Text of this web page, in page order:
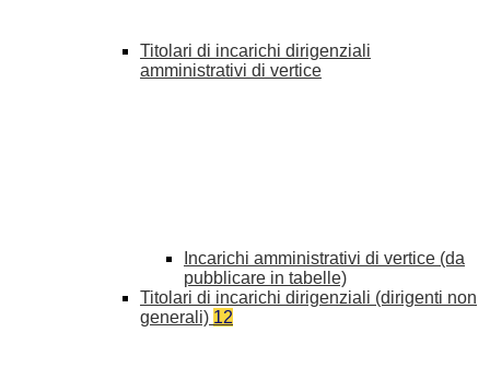
Titolari di incarichi dirigenziali
amministrativi di vertice
Incarichi amministrativi di vertice (da
pubblicare in tabelle)
Titolari di incarichi dirigenziali (dirigenti non
generali) 12